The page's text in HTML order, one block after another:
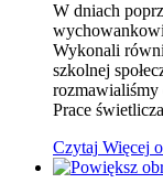
W dniach
Wykonali
szkolnej
rozmawialiśmy
Prace
Czytaj Więcej